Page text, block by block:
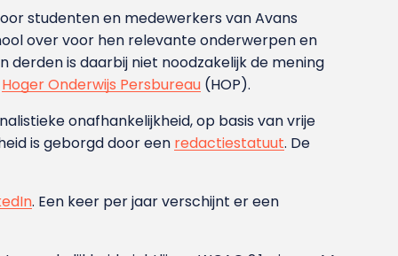
studenten en medewerkers van Avans
over voor hen relevante onderwerpen en
is daarbij niet noodzakelijk de mening
Hoger Onderwijs Persbureau (HOP).
onafhankelijkheid, op basis van vrije
is geborgd door een redactiestatuut. De
. Een keer per jaar verschijnt er een